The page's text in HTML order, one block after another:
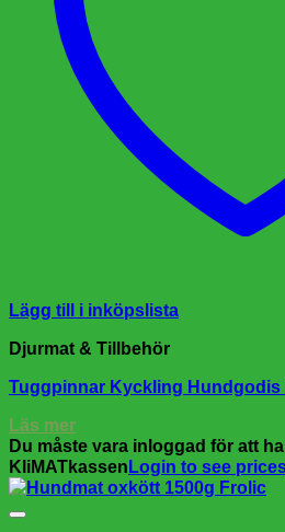
Lägg till i inköpslista
Djurmat & Tillbehör
Tuggpinnar Kyckling Hundgodis
Läs mer
Du måste vara inloggad för att
KliMATkassen Login to see